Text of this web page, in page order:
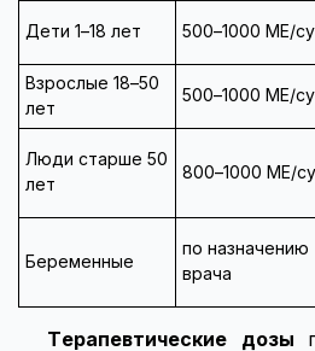
Дети 1–18 лет 500–1000 МЕ/
Взрослые 18–50
лет
500–1000 МЕ/
Люди старше 50
лет
800–1000 МЕ/
Беременные
по назначению
врача
Терапевтические дозы